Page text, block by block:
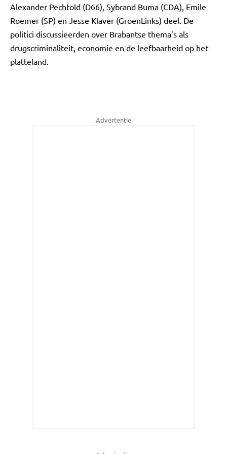
Alexander Pechtold (D66), Sybrand Buma (CDA), Emile
Roemer (SP) en Jesse Klaver (GroenLinks) deel. De
politici discussieerden over Brabantse thema’s als
drugscriminaliteit, economie en de leefbaarheid op het
platteland.
Advertentie